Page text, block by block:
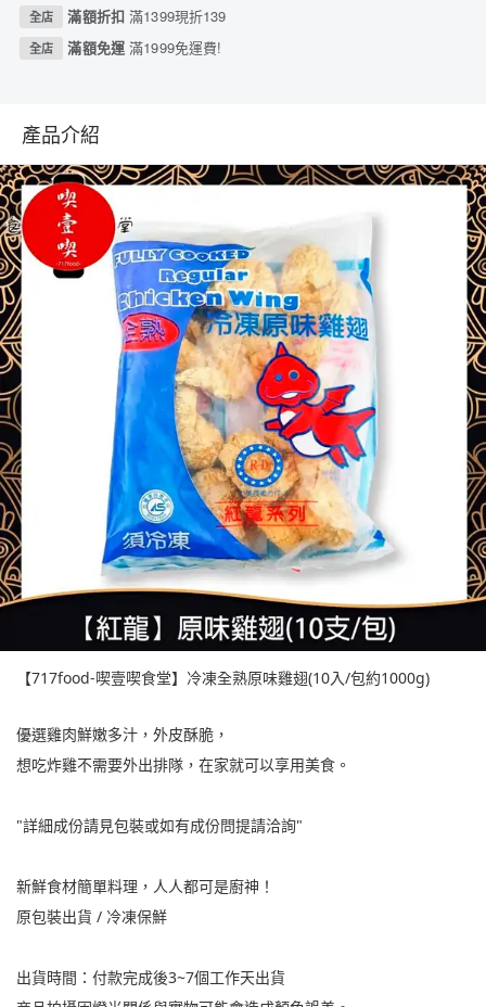
全店 滿額折扣滿1399現折139
全店 滿額免運滿1999免運費!
產品介紹
【717food-喫壹喫食堂】冷凍全熟原味雞翅(10入/包約1000g)
優選雞肉鮮嫩多汁，外皮酥脆，
想吃炸雞不需要外出排隊，在家就可以享用美食。
"詳細成份請見包裝或如有成份問提請洽詢"
新鮮食材簡單料理，人人都可是廚神！
原包裝出貨 / 冷凍保鮮
出貨時間：付款完成後3~7個工作天出貨